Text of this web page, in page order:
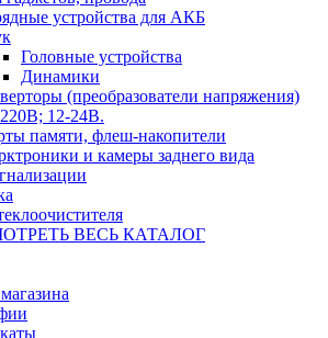
устройства для АКБ
Головные устройства
Динамики
(преобразователи напряжения)
12-24В.
памяти, флеш-накопители
и камеры заднего вида
ВЕСЬ КАТАЛОГ